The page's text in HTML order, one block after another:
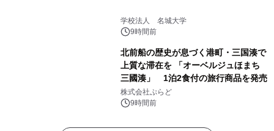
学校法人 名城大学
9時間前
北前船の歴史が息づく港町・三国湊で
上質な滞在を 「オーベルジュほまち
三國湊」 1泊2食付の旅行商品を発売
株式会社ぷらど
9時間前